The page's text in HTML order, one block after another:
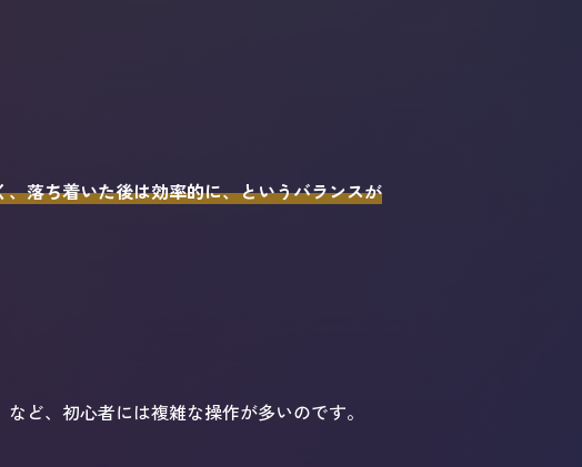
落ち着いた後は効率的に、というバランスが
ど、初心者には複雑な操作が多いのです。